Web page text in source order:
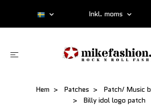
Inkl. moms
Hem Patches
Patch/ Music
Billy idol logo patch